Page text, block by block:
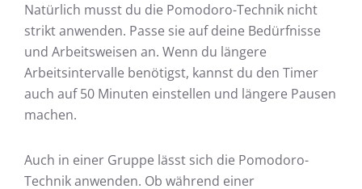
Natürlich musst du die Pomodoro-Technik nicht
strikt anwenden. Passe sie auf deine Bedürfnisse
und Arbeitsweisen an. Wenn du längere
Arbeitsintervalle benötigst, kannst du den Timer
auch auf 50 Minuten einstellen und längere Pausen
machen.
Auch in einer Gruppe lässt sich die Pomodoro-
Technik anwenden. Ob während einer